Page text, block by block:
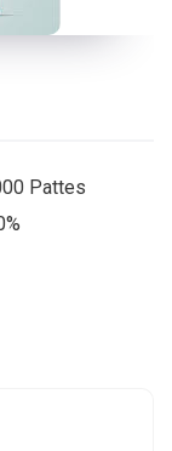
Pattes